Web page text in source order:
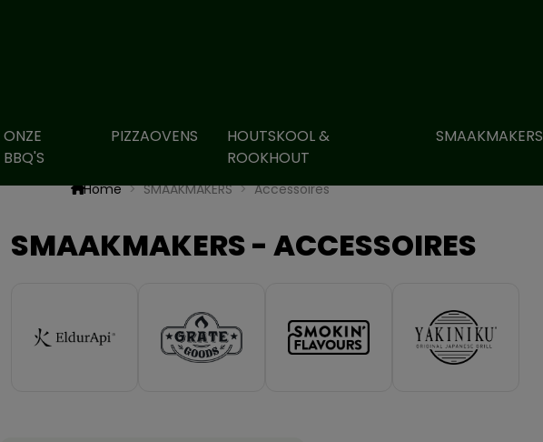
ONZE
BBQ'S
PIZZAOVENS
HOUTSKOOL &
ROOKHOUT
SMAAKMAKERS
Home SMAAKMAKERS Accessoires
SMAAKMAKERS - ACCESSOIRES